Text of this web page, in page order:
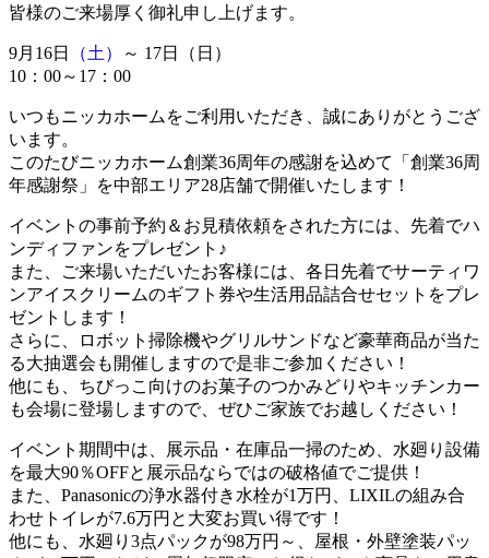
皆様のご来場厚く御礼申し上げます。
9月16日 （土） ～ 17日
（日）
10：00～17：00
いつもニッカホームをご利用いただき、誠にありがとうござ
います。
このたびニッカホーム創業36周年の感謝を込めて「創業36周
年感謝祭」を中部エリア28店舗で開催いたします！
イベントの事前予約＆お見積依頼をされた方には、先着でハ
ンディファンをプレゼント♪
また、ご来場いただいたお客様には、各日先着でサーティワ
ンアイスクリームのギフト券や生活用品詰合せセットをプレ
ゼントします！
さらに、ロボット掃除機やグリルサンドなど豪華商品が当た
る大抽選会も開催しますので是非ご参加ください！
他にも、ちびっこ向けのお菓子のつかみどりやキッチンカー
も会場に登場しますので、ぜひご家族でお越しください！
イベント期間中は、展示品・在庫品一掃のため、水廻り設備
を最大90％OFFと展示品ならではの破格値でご提供！
また、Panasonicの浄水器付き水栓が1万円、LIXILの組み合
わせトイレが7.6万円と大変お買い得です！
他にも、水廻り3点パックが98万円～、屋根・外壁塗装パッ